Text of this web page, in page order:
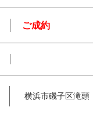
ご成約
横浜市磯子区滝頭